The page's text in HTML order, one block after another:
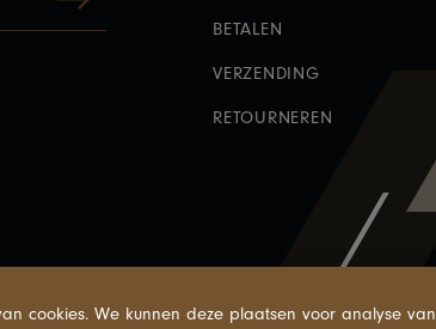
cookies. We kunnen deze plaatsen voor analyse van
BETALEN
VERZENDING
RETOURNEREN